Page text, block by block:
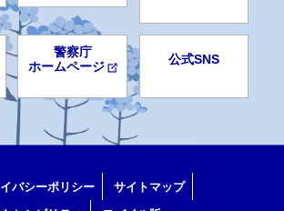
警察庁
ホームページ
公式SNS
バシーポリシー
サイトマップ